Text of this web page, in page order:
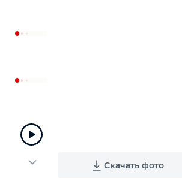
Прочий инструмент
Скачать фото